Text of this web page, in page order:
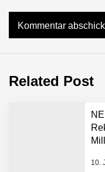
Related Post
10.